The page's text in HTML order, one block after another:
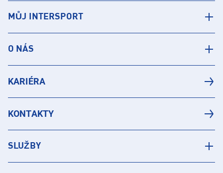
MŮJ INTERSPORT
O NÁS
KARIÉRA
KONTAKTY
SLUŽBY